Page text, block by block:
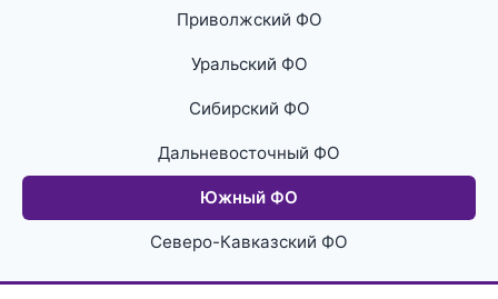
Приволжский ФО
Уральский ФО
Сибирский ФО
Дальневосточный ФО
Южный ФО
Северо-Кавказский ФО